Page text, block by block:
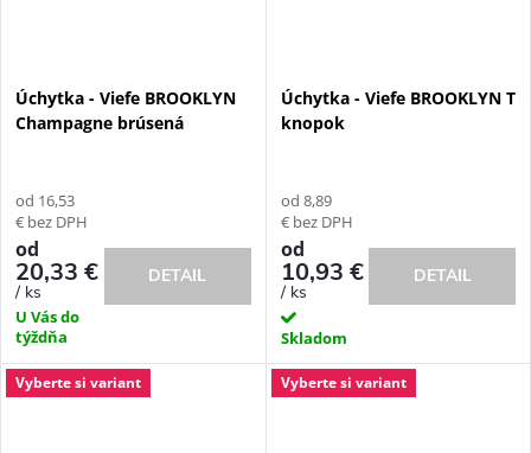
Úchytka - Viefe BROOKLYN
Champagne brúsená
od 16,53
€ bez DPH
od
20,33 €
/ ks
U Vás do
týždňa
DETAIL
Úchytka - Viefe BROOKLYN T
knopok
od 8,89
€ bez DPH
od
10,93 €
/ ks
Skladom
DETAIL
Vyberte si variant Vyberte si variant